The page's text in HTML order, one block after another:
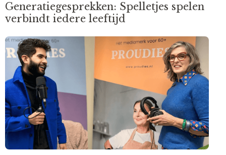
Generatiegesprekken: Spelletjes spelen
verbindt iedere leeftijd